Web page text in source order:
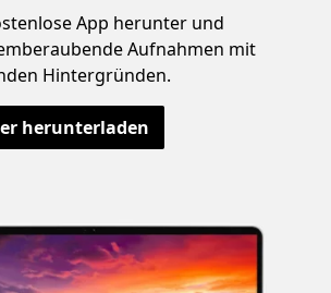
App herunter und
Aufnahmen mit
Hintergründen.
herunterladen